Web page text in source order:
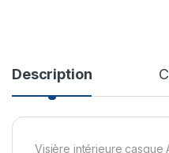
Description
Visière intérieure casque